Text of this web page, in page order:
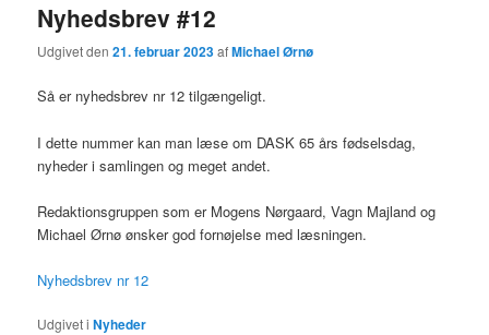
Nyhedsbrev #12
Udgivet den21. februar 2023afMichael Ørnø
Så er nyhedsbrev nr 12 tilgængeligt.
I dette nummer kan man læse om DASK 65 års fødselsdag,
nyheder i samlingen og meget andet.
Redaktionsgruppen som er Mogens Nørgaard, Vagn Majland og
Michael Ørnø ønsker god fornøjelse med læsningen.
Nyhedsbrev nr 12
Udgivet i Nyheder